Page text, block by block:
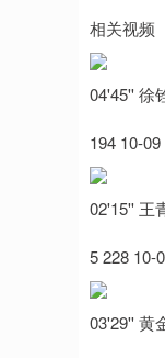
相关视频
04'45'' 徐
194 10-
02'15'' 王
5 228 10-
03'29'' 黄